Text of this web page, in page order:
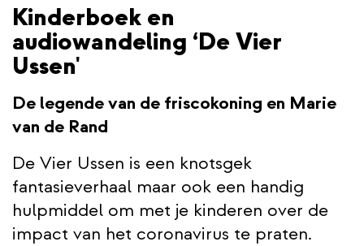
Kinderboek en
audiowandeling ‘De Vier
Ussen'
De legende van de friscokoning en Marie
van de Rand
De Vier Ussen is een knotsgek
fantasieverhaal maar ook een handig
hulpmiddel om met je kinderen over de
impact van het coronavirus te praten.